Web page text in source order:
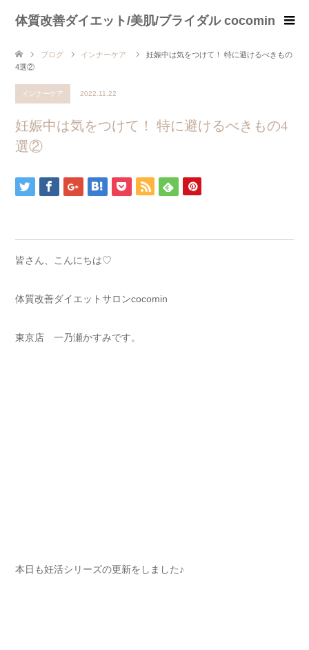
体質改善ダイエット/美肌/ブライダル cocomin
ブログ インナーケア
妊娠中は気をつけて！ 特に避けるべきもの
4選②
インナーケア 2022.11.22
妊娠中は気をつけて！ 特に避けるべきもの4
選②
皆さん、こんにちは♡
体質改善ダイエットサロンcocomin
東京店 一乃瀬かすみです。
本日も妊活シリーズの更新をしました♪